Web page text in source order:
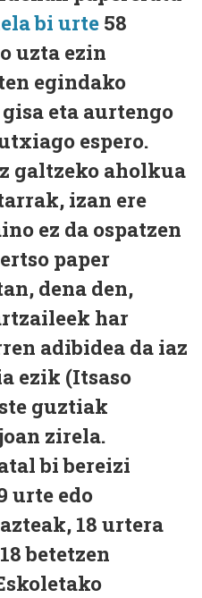
bi urte 58
uzta ezin
egindako
eta aurtengo
espero.
galtzeko aholkua
izan ere
ez da ospatzen
paper
dena den,
har
adibidea da iaz
ezik (Itsaso
guztiak
zirela.
bi bereizi
urte edo
18 urtera
betetzen